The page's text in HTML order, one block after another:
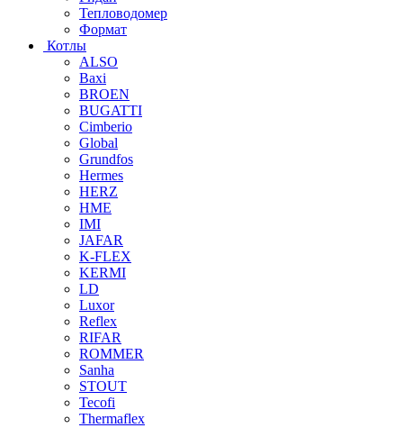
Тепловодомер
Формат
Котлы
ALSO
Baxi
BROEN
BUGATTI
Cimberio
Global
Grundfos
Hermes
HERZ
HME
IMI
JAFAR
K-FLEX
KERMI
LD
Luxor
Reflex
RIFAR
ROMMER
Sanha
STOUT
Tecofi
Thermaflex